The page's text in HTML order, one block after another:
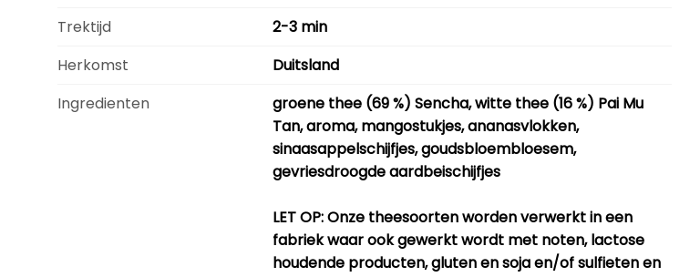
Trektijd
2-3 min
Herkomst
Duitsland
Ingredienten
groene thee (69 %) Sencha, witte thee (16 %) Pai Mu
Tan, aroma, mangostukjes, ananasvlokken,
sinaasappelschijfjes, goudsbloembloesem,
gevriesdroogde aardbeischijfjes
LET OP: Onze theesoorten worden verwerkt in een
fabriek waar ook gewerkt wordt met noten, lactose
houdende producten, gluten en soja en/of sulfieten en